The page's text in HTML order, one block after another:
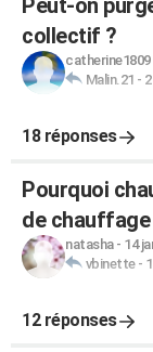
Peut-on
collectif ?
catherine1809
Malin.21 -
18 réponses
Pourquoi
de chauffage
natasha- 14
vbinette-
12 réponses